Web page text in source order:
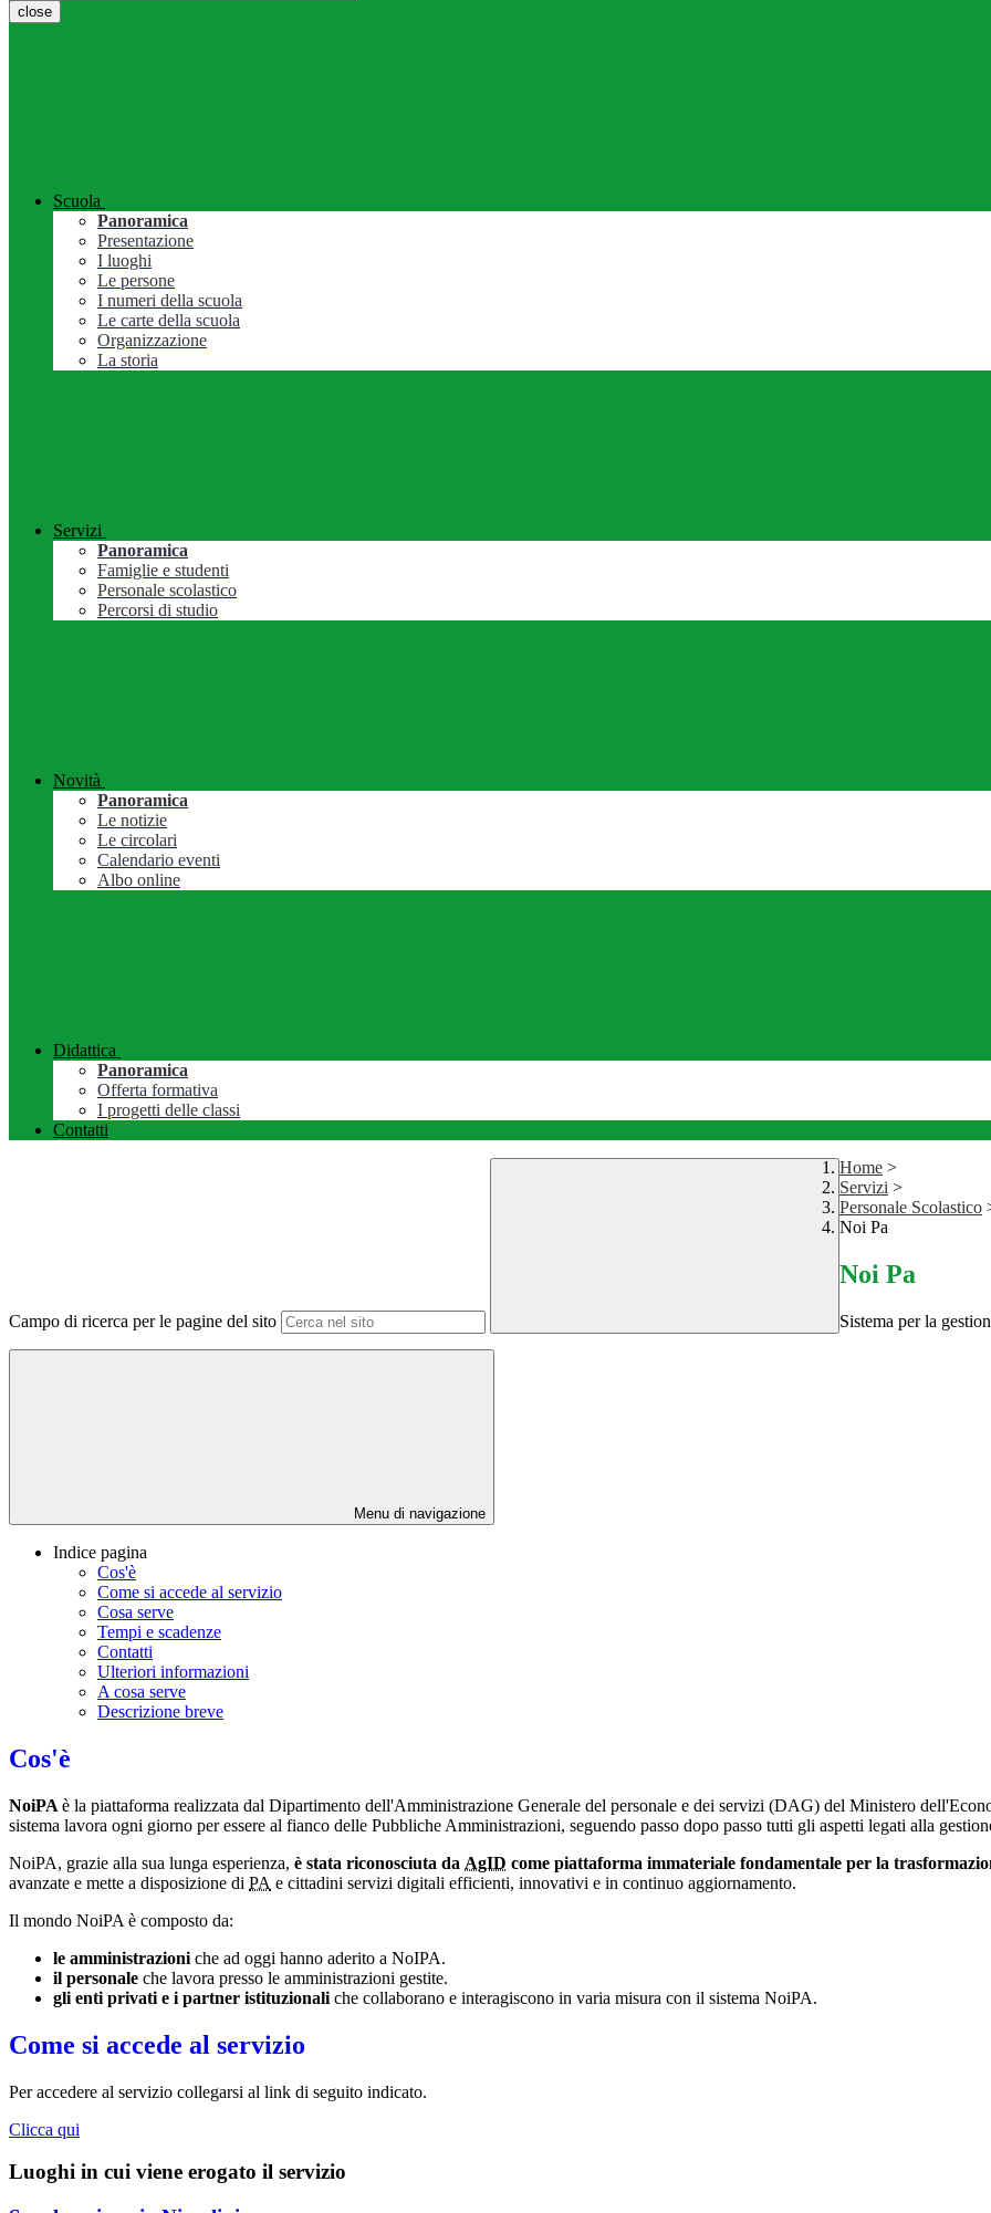
close
Scuola
Panoramica
Presentazione
I luoghi
Le persone
I numeri della scuola
Le carte della scuola
Organizzazione
La storia
Servizi
Panoramica
Famiglie e studenti
Personale scolastico
Percorsi di studio
Novità
Panoramica
Le notizie
Le circolari
Calendario eventi
Albo online
Didattica
Panoramica
Offerta formativa
I progetti delle classi
Contatti
Campo di ricerca per le pagine del sito
Home >
Servizi >
Personale Scolastico
Noi Pa
Noi Pa
Sistema per la
Menu di navigazione
Indice pagina
Cos'è
Come si accede al servizio
Cosa serve
Tempi e scadenze
Contatti
Ulteriori informazioni
A cosa serve
Descrizione breve
Cos'è
NoiPA è la piattaforma realizzata dal Dipartimento dell'Amministrazione Generale del personale e dei servizi (DAG) del Ministero
sistema lavora ogni giorno per essere al fianco delle Pubbliche Amministrazioni, seguendo passo dopo passo tutti gli aspetti legati alla
NoiPA, grazie alla sua lunga esperienza, è stata riconosciuta da AgID come piattaforma immateriale fondamentale per la
avanzate e mette a disposizione di PA e cittadini servizi digitali efficienti, innovativi e in continuo aggiornamento.
Il mondo NoiPA è composto da:
le amministrazioni che ad oggi hanno aderito a NoIPA.
il personale che lavora presso le amministrazioni gestite.
gli enti privati e i partner istituzionali che collaborano e interagiscono in varia misura con il sistema NoiPA.
Come si accede al servizio
Per accedere al servizio collegarsi al link di seguito indicato.
Clicca qui
Luoghi in cui viene erogato il servizio